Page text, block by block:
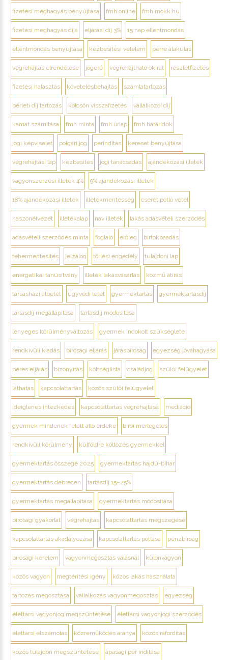
fizetési meghagyás benyújtása fmh online fmh.mokk.hu
fizetési meghagyás díja eljárási díj 3% 15 nap ellentmondás
ellentmondás benyújtása kézbesítési vélelem perré alakulás
végrehajtás elrendelése jogerő végrehajtható okirat részletfizetés
fizetési halasztás követelésbehajtás számlatartozás
bérleti díj tartozás kölcsön visszafizetés vállalkozói díj
kamat számítása fmh minta fmh űrlap fmh határidők
jogi képviselet polgári jog perindítás kereset benyújtása
végrehajtási lap kézbesítés jogi tanácsadás ajándékozási illeték
vagyonszerzési illeték 4% 9% ajándékozási illeték
18% ajándékozási illeték illetékmentesség cserét pótló vétel
haszonélvezet illetékalap nav illeték lakás adásvételi szerződés
adásvételi szerződés minta foglaló előleg birtokbaadás
tehermentesítés jelzálog törlési engedély tulajdoni lap
energetikai tanúsítvány illeték lakásvásárlás közmű átírás
társasházi albetét ügyvédi letét gyermektartás gyermektartásdíj
tartásdíj megállapítása tartásdíj módosítása
lényeges körülményváltozás gyermek indokolt szükséglete
rendkívüli kiadás bírósági eljárás járásbíróság egyezség jóváhagyása
peres eljárás bizonyítás költséglista családjog szülői felügyelet
láthatás kapcsolattartás közös szülői felügyelet
ideiglenes intézkedés kapcsolattartás végrehajtása mediáció
gyermek mindenek felett álló érdeke bírói mérlegelés
rendkívüli körülmény külföldre költözés gyermekkel
gyermektartás összege 2025 gyermektartás hajdú-bihar
gyermektartás debrecen tartásdíj 15–25%
gyermektartás megállapítása gyermektartás módosítása
bírósági gyakorlat végrehajtás kapcsolattartás megszegése
kapcsolattartás akadályozása kapcsolattartás pótlása pénzbírság
bírósági kérelem vagyonmegosztás válásnál különvagyon
közös vagyon megtérítési igény közös lakás használata
tartozás megosztása vállalkozás vagyonmegosztás egyezség
élettársi vagyonjog megszüntetése élettársi vagyonjogi szerződés
élettársi elszámolás közreműködés aránya közös ráfordítás
közös tulajdon megszüntetése apasági per indítása